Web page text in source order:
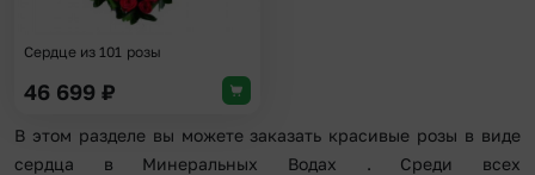
Сердце из 101 розы
46 699 ₽
В этом разделе вы можете заказать красивые розы в виде
сердца в Минеральных Водах . Среди всех